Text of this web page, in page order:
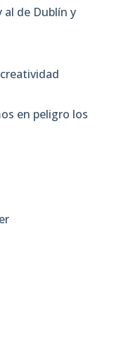
al de Dublín y
en peligro los